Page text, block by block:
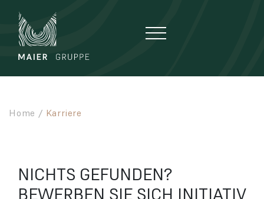
Home / Karriere
NICHTS GEFUNDEN?
BEWERBEN SIE SICH INITIATIV